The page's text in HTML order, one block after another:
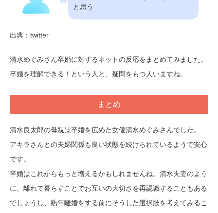
と思う
出典：twitter
清水めぐみさん卒婚に対するネットの反応をまとめてみました。
卒婚を理解できる！という人と、疑問をもつ人いますね。
まとめ
清水良太郎の母親は卒婚を広めた女優清水めぐみさんでした。
アキラさんとの夫婦関係も良い状態を続けられているようで安心
です。
卒婚はこれからもっと増えるかもしれませんね。清水夫妻のよう
に、離れて暮らすことでお互いの大切さを再認識することもある
でしょうし、熟年離婚をする前にそうした選択肢を考えてみるこ